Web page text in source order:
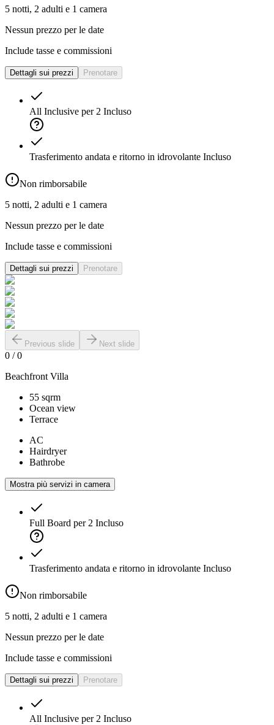
5 notti, 2 adulti e 1 camera
Nessun prezzo per le date
Include tasse e commissioni
Dettagli sui prezzi Prenotare
All Inclusive per 2 Incluso
Trasferimento andata e ritorno in idrovolante Incluso
Non rimborsabile
5 notti, 2 adulti e 1 camera
Nessun prezzo per le date
Include tasse e commissioni
Dettagli sui prezzi Prenotare
Previous slide Next slide
0 /0
Beachfront Villa
55 sqrm
Ocean view
Terrace
AC
Hairdryer
Bathrobe
Mostra più servizi in camera
Full Board per 2 Incluso
Trasferimento andata e ritorno in idrovolante Incluso
Non rimborsabile
5 notti, 2 adulti e 1 camera
Nessun prezzo per le date
Include tasse e commissioni
Dettagli sui prezzi Prenotare
All Inclusive per 2 Incluso